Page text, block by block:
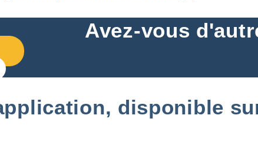
Avez-vous
disponible